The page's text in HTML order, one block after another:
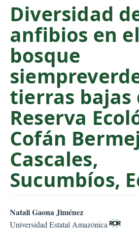
n
t
e
n
t
S
d
e
b
r
Diversidad
anfibios en el
bosque
tierras bajas
Reserva
Cofán
Cascales,
Sucumbíos,
Natali Gaona Jiménez
Universidad Estatal Amazónica